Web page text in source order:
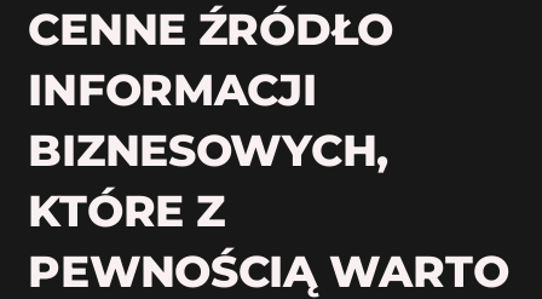
CENNE ŹRÓDŁO
INFORMACJI
BIZNESOWYCH,
KTÓRE Z
PEWNOŚCIĄ WARTO